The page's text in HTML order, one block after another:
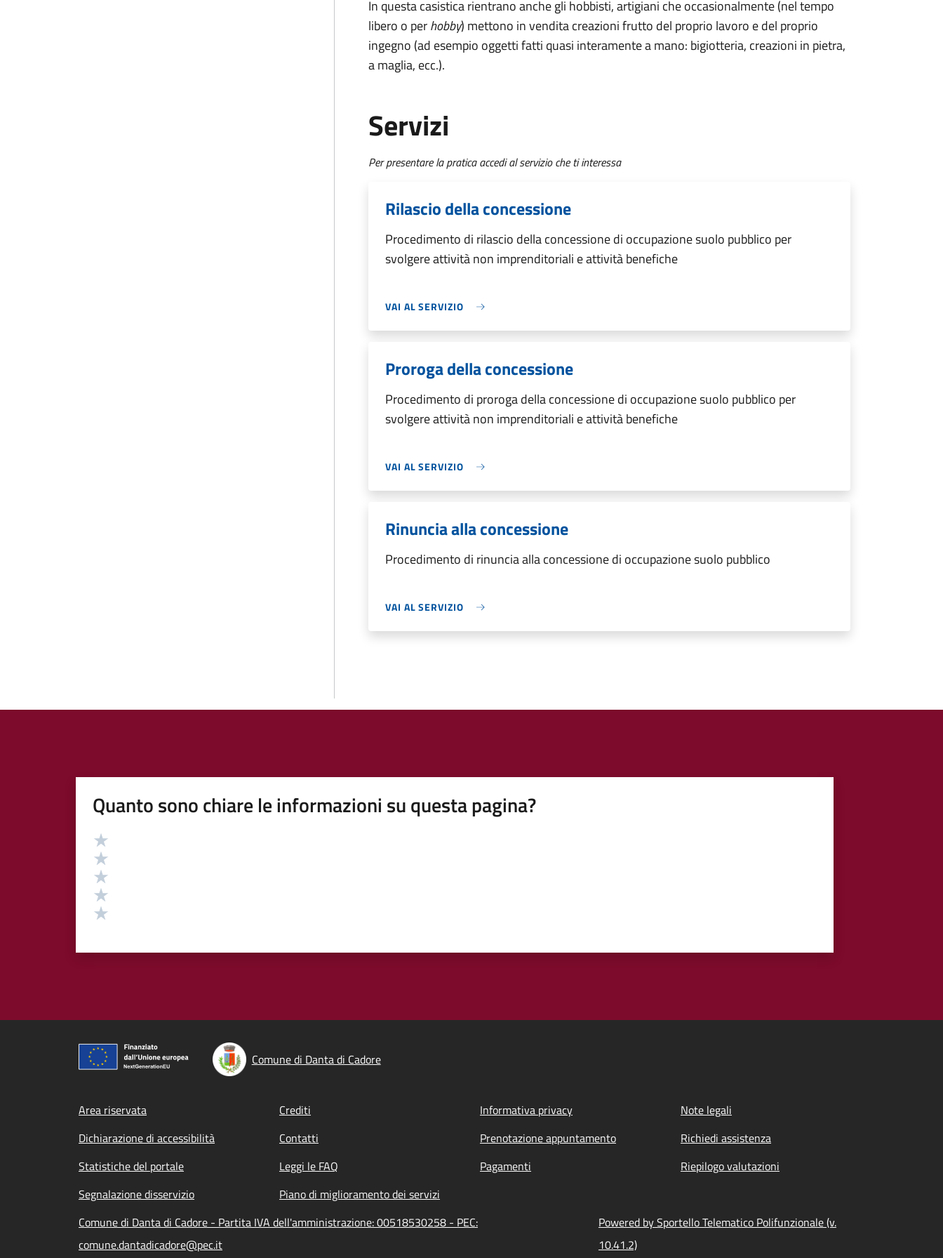
In questa casistica rientrano anche gli hobbisti, artigiani che occasionalmente (nel tempo
libero o perhobby) mettono in vendita creazioni frutto del proprio lavoro e del proprio
ingegno (ad esempio oggetti fatti quasi interamente a mano: bigiotteria, creazioni in pietra,
a maglia, ecc.).
Servizi
Per presentare la pratica accedi al servizio che ti interessa
Rilascio della concessione
Procedimento di rilascio della concessione di occupazione suolo pubblico per
svolgere attività non imprenditoriali e attività benefiche
VAI AL SERVIZIO
Proroga della concessione
Procedimento di proroga della concessione di occupazione suolo pubblico per
svolgere attività non imprenditoriali e attività benefiche
VAI AL SERVIZIO
Rinuncia alla concessione
Procedimento di rinuncia alla concessione di occupazione suolo pubblico
VAI AL SERVIZIO
Quanto sono chiare le informazioni su questa pagina?
Valutazione
Comune di Danta di Cadore
Footer menu
Area riservata Crediti Informativa privacy
Note legali
Dichiarazione di accessibilità
Contatti Prenotazione appuntamento
Richiedi assistenza
Statistiche del portale
Leggi le FAQ Pagamenti
Riepilogo valutazioni
Segnalazione disservizio
Piano di miglioramento dei servizi
Comune di Danta di Cadore - Partita IVA dell'amministrazione: 00518530258 - PEC:
comune.dantadicadore@pec.it
Powered by Sportello Telematico Polifunzionale (v.
10.41.2)